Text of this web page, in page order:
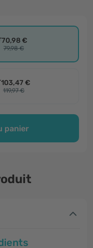
70,98 €
79,98 €
103,47 €
119,97 €
panier